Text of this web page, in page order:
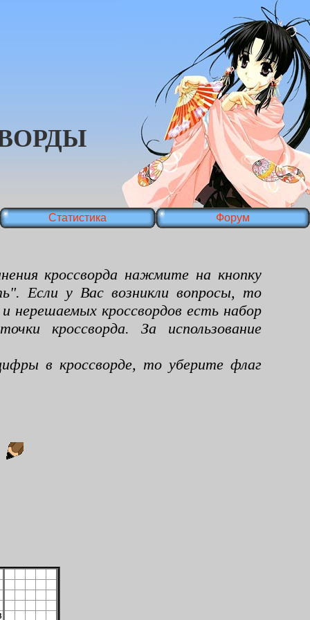
Статистика Форум
кроссворда нажмите на кнопку
Если у Вас возникли вопросы, то
нерешаемых кроссвордов есть набор
кроссворда. За использование
в кроссворде, то уберите флаг